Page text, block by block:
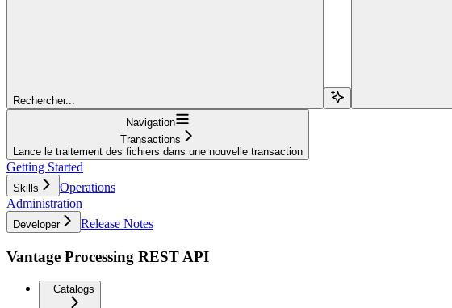
Rechercher...
Navigation
Transactions
Lance le traitement des fichiers dans une nouvelle transaction
Getting Started
Skills
Operations
Administration
Developer Release Notes
Vantage Processing REST API
Catalogs